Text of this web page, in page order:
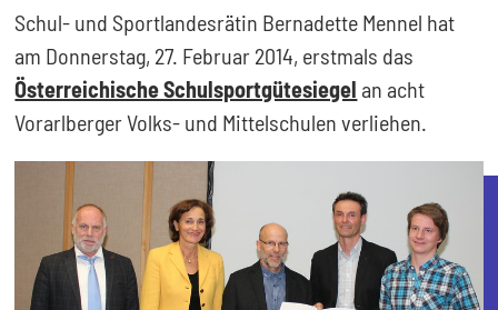
Schul- und Sportlandesrätin Bernadette Mennel hat
am Donnerstag, 27. Februar 2014, erstmals das
Österreichische Schulsportgütesiegel an acht
Vorarlberger Volks- und Mittelschulen verliehen.